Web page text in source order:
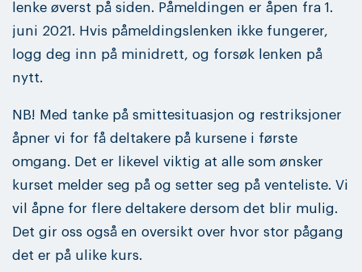
lenke øverst på siden. Påmeldingen er åpen fra 1.
juni 2021. Hvis påmeldingslenken ikke fungerer,
logg deg inn på minidrett, og forsøk lenken på
nytt.
NB! Med tanke på smittesituasjon og restriksjoner
åpner vi for få deltakere på kursene i første
omgang. Det er likevel viktig at alle som ønsker
kurset melder seg på og setter seg på venteliste. Vi
vil åpne for flere deltakere dersom det blir mulig.
Det gir oss også en oversikt over hvor stor pågang
det er på ulike kurs.